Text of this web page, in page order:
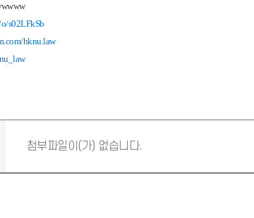
s02LFkSb
hknu.law
첨부파일이(가) 없습니다.